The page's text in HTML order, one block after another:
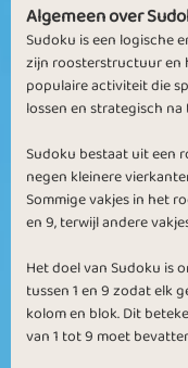
Algemeen over
Sudoku is een logische
zijn roosterstructuur en
populaire activiteit die
lossen en strategisch na
Sudoku bestaat uit een
negen kleinere
Sommige vakjes in het
en 9, terwijl andere
Het doel van Sudoku is
tussen 1 en 9 zodat elk
kolom en blok. Dit
van 1 tot 9 moet